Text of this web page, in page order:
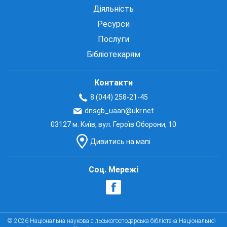
Діяльність
Ресурси
Послуги
Бібліотекарям
Контакти
8 (044) 258-21-45
dnsgb_uaan@ukr.net
03127 м. Київ, вул. Героїв Оборони, 10
Дивитись на мапі
Соц. Мережі
© 2026 Національна наукова сільськогосподарська бібліотека Національної